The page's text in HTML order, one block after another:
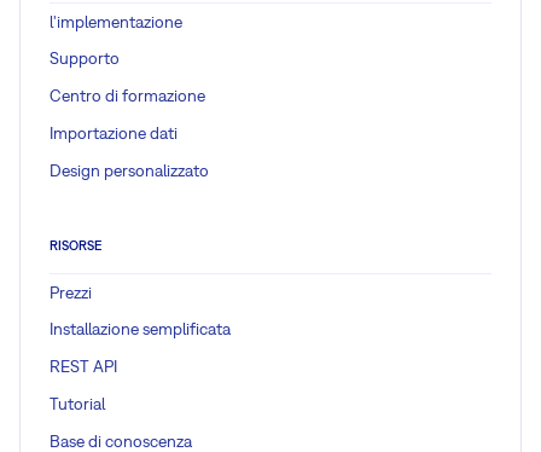
l'implementazione
Supporto
Centro di formazione
Importazione dati
Design personalizzato
RISORSE
Prezzi
Installazione semplificata
REST API
Tutorial
Base di conoscenza